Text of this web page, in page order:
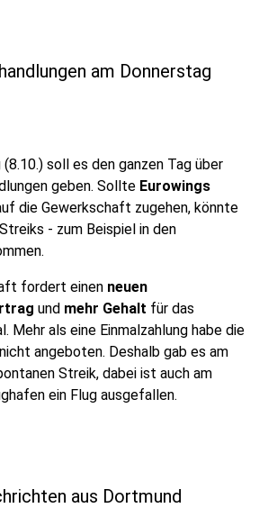
am Donnerstag
soll es den ganzen Tag über
geben. Sollte Eurowings
die Gewerkschaft zugehen, könnte
- zum Beispiel in den
fordert einen neuen
und mehr Gehalt für das
Mehr als eine Einmalzahlung habe die
angeboten. Deshalb gab es am
Streik, dabei ist auch am
ein Flug ausgefallen.
aus Dortmund